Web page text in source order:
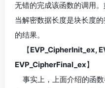
无错的完成该函数的调用
当解密数据长度是块长度
的结果。
【EVP_CipherInit_ex,
EVP_CipherFinal_ex】
事实上，上面介绍的函数